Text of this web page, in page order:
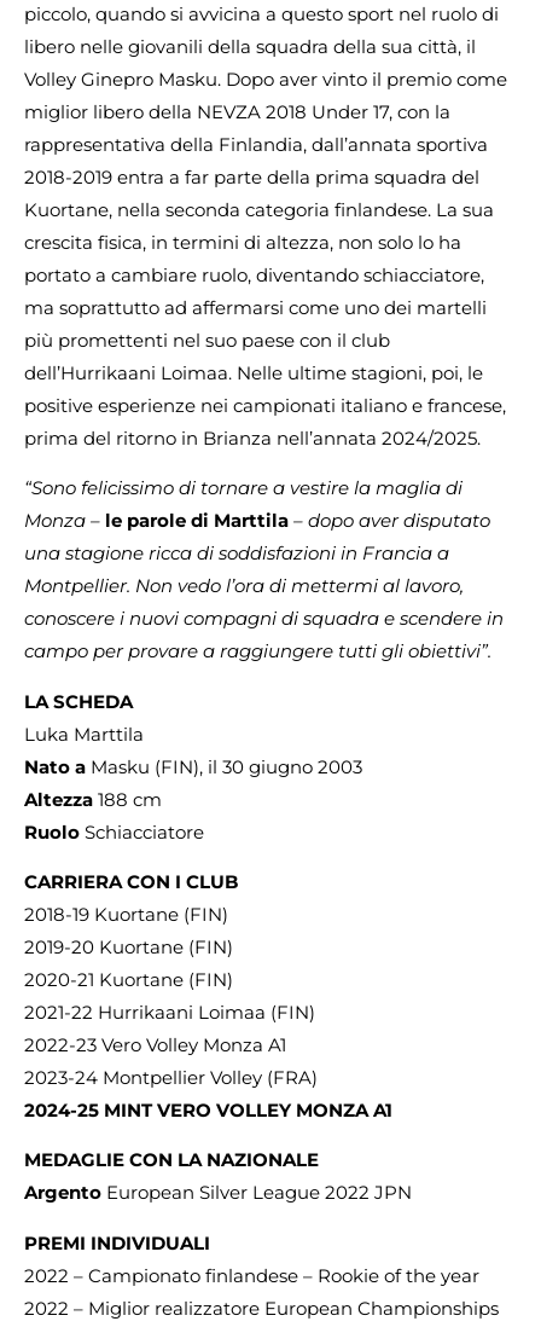
piccolo, quando si avvicina a questo sport nel ruolo di
libero nelle giovanili della squadra della sua città, il
Volley Ginepro Masku. Dopo aver vinto il premio come
miglior libero della NEVZA 2018 Under 17, con la
rappresentativa della Finlandia, dall’annata sportiva
2018-2019 entra a far parte della prima squadra del
Kuortane, nella seconda categoria finlandese. La sua
crescita fisica, in termini di altezza, non solo lo ha
portato a cambiare ruolo, diventando schiacciatore,
ma soprattutto ad affermarsi come uno dei martelli
più promettenti nel suo paese con il club
dell’Hurrikaani Loimaa. Nelle ultime stagioni, poi, le
positive esperienze nei campionati italiano e francese,
prima del ritorno in Brianza nell’annata 2024/2025.
“Sono felicissimo di tornare a vestire la maglia di
Monza – le parole di Marttila – dopo aver disputato
una stagione ricca di soddisfazioni in Francia a
Montpellier. Non vedo l’ora di mettermi al lavoro,
conoscere i nuovi compagni di squadra e scendere in
campo per provare a raggiungere tutti gli obiettivi”.
LA SCHEDA
Luka Marttila
Nato a Masku (FIN), il 30 giugno 2003
Altezza 188 cm
Ruolo Schiacciatore
CARRIERA CON I CLUB
2018-19 Kuortane (FIN)
2019-20 Kuortane (FIN)
2020-21 Kuortane (FIN)
2021-22 Hurrikaani Loimaa (FIN)
2022-23 Vero Volley Monza A1
2023-24 Montpellier Volley (FRA)
2024-25 MINT VERO VOLLEY MONZA A1
MEDAGLIE CON LA NAZIONALE
Argento European Silver League 2022 JPN
PREMI INDIVIDUALI
2022 – Campionato finlandese – Rookie of the year
2022 – Miglior realizzatore European Championships